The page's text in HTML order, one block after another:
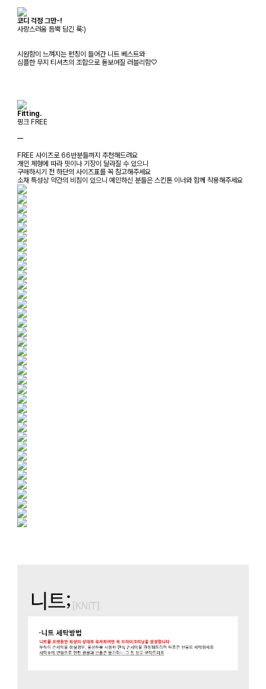
코디 걱정 그만-!
사랑스러움 듬뿍 담긴 룩:)
시원함이 느껴지는 펀칭이 들어간 니트 베스트와
심플한 무지 티셔츠의 조합으로 돋보여질 러블리함♡
Fitting.
핑크 FREE
ㅡ
FREE 사이즈로 66반분들까지 추천해드려요
개인 체형에 따라 핏이나 기장이 달라질 수 있으니
구매하시기 전 하단의 사이즈표를 꼭 참고해주세요
소재 특성상 약간의 비침이 있으니 예민하신 분들은 스킨톤 이너와 함께 착용해주세요